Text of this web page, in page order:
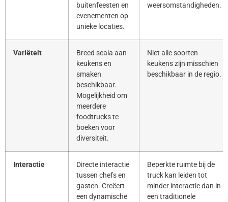
buitenfeesten en
evenementen op
unieke locaties.
weersomstandigheden.
Variëteit
Breed scala aan
keukens en
smaken
beschikbaar.
Mogelijkheid om
meerdere
foodtrucks te
boeken voor
diversiteit.
Niet alle soorten
keukens zijn misschien
beschikbaar in de regio.
Interactie
Directe interactie
tussen chefs en
gasten. Creëert
een dynamische
Beperkte ruimte bij de
truck kan leiden tot
minder interactie dan in
een traditionele